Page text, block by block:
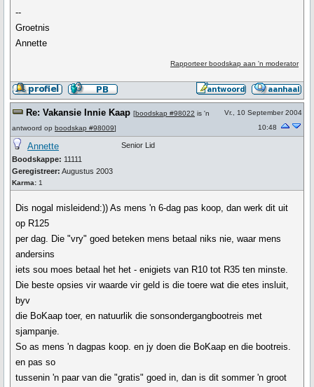
--
Groetnis
Annette
Rapporteer boodskap aan 'n moderator
Re: Vakansie Innie Kaap [boodskap #98022 is 'n
antwoord op boodskap #98009]
Vr., 10 September 2004
10:48
Annette
Boodskappe: 11111
Geregistreer: Augustus 2003
Karma: 1
Senior Lid
Dis nogal misleidend:)) As mens 'n 6-dag pas koop, dan werk dit uit
op R125
per dag. Die "vry" goed beteken mens betaal niks nie, waar mens
andersins
iets sou moes betaal het het - enigiets van R10 tot R35 ten minste.
Die beste opsies vir waarde vir geld is die toere wat die etes insluit,
byv
die BoKaap toer, en natuurlik die sonsondergangbootreis met
sjampanje.
So as mens 'n dagpas koop. en jy doen die BoKaap en die bootreis.
en pas so
tussenin 'n paar van die "gratis" goed in, dan is dit sommer 'n groot